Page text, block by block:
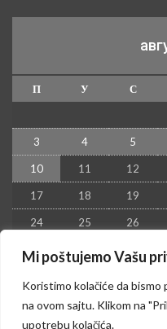
Mi poštujemo Vašu
Koristimo kolačiće da bismo
na ovom sajtu. Klikom na
upotrebu kolačića.
П У С
3 4 5
10 11 12
17 18 19
24 25 26
31